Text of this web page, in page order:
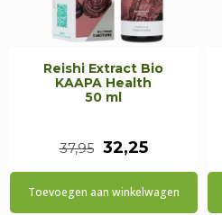
Reishi Extract Bio
KAAPA Health
50 ml
37,95 Oorspronkelijke
prijs
32,25Huidige
prijs
is:
Toevoegen aan winkelwagen